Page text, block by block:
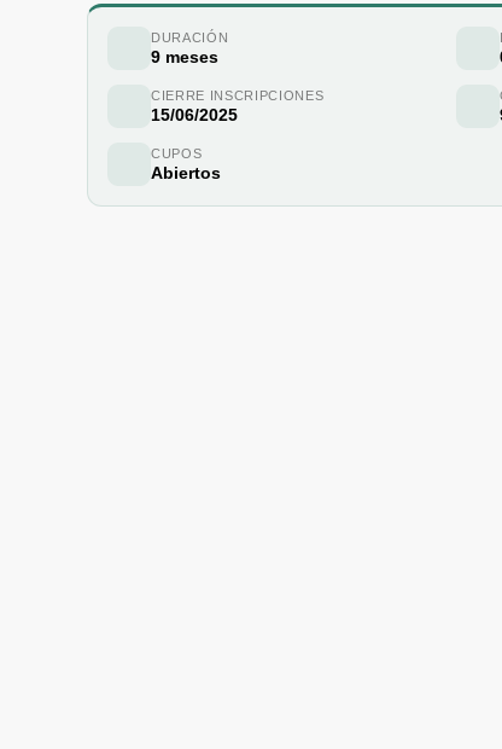
DURACIÓN
9 meses
CIERRE INSCRIPCIONES
15/06/2025
CUPOS
Abiertos